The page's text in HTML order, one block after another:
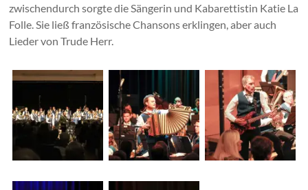
zwischendurch sorgte die Sängerin und Kabarettistin Katie La
Folle. Sie ließ französische Chansons erklingen, aber auch
Lieder von Trude Herr.